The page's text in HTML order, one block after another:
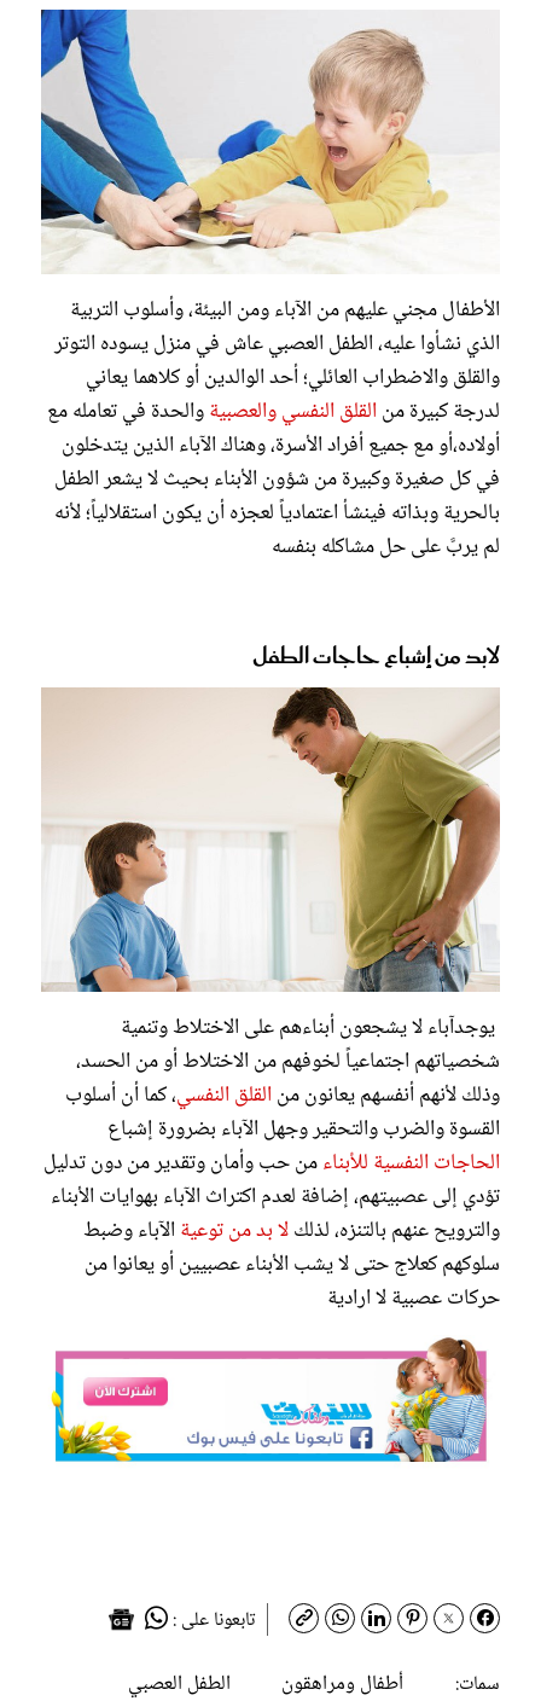
الأطفال مجني عليهم من الآباء ومن البيئة، وأسلوب التربية
الذي نشأوا عليه، الطفل العصبي عاش في منزل يسوده التوتر
والقلق والاضطراب العائلي؛ أحد الوالدين أو كلاهما يعاني
لدرجة كبيرة من القلق النفسي والعصبيةوالحدة في تعامله مع
أولاده،أو مع جميع أفراد الأسرة، وهناك الآباء الذين يتدخلون
في كل صغيرة وكبيرة من شؤون الأبناء بحيث لا يشعر الطفل
بالحرية وبذاته فينشأ اعتمادياً لعجزه أن يكون استقلالياً؛ لأنه
لم يربَّ على حل مشاكله بنفسه
لابد من إشباع حاجات الطفل
يوجدآباء لا يشجعون أبناءهم على الاختلاط وتنمية
شخصياتهم اجتماعياً لخوفهم من الاختلاط أو من الحسد،
وذلك لأنهم أنفسهم يعانون من القلق النفسي، كما أن أسلوب
القسوة والضرب والتحقير وجهل الآباء بضرورة إشباع
الحاجات النفسية للأبناءمن حب وأمان وتقدير من دون تدليل
تؤدي إلى عصبيتهم، إضافة لعدم اكتراث الآباء بهوايات الأبناء
والترويح عنهم بالتنزه، لذلكلا بد من توعية الآباء وضبط
سلوكهم كعلاج حتى لا يشب الأبناء عصبيين أو يعانوا من
حركات عصبية لا ارادية
تابعونا على :
سمات:
أطفال ومراهقون
الطفل العصبي